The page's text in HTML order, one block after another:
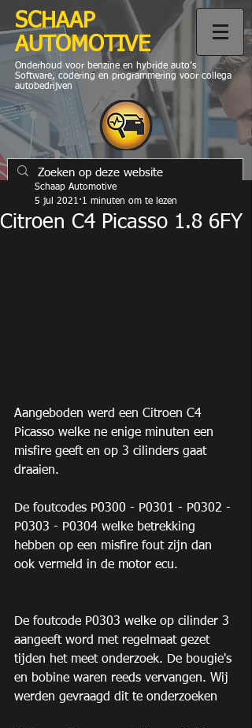
SCHAAP
AUTOMOTIVE
Onderhoud voor benzine en hybride auto’s
Software, codering en programmering voor collega
autobedrijven
Citroen C4 Picasso 1.8 6FY
Schaap Automotive
5 jul 2021 1 minuten om te lezen
Aangeboden werd een Citroen C4
Picasso welke ne enige minuten een
misfire geeft en op 3 cilinders gaat
draaien.
De foutcodes P0300 - P0301 - P0302 -
P0303 - P0304 welke betrekking
hebben op een misfire fout zijn dan
ook vermeld in de motor ecu.
De foutcode P0303 welke op cilinder 3
aangeeft word met regelmaat gezet
tijden het meet onderzoek. De bougie's
en bobine waren reeds vervangen. Wij
werden gevraagd dit te onderzoeken